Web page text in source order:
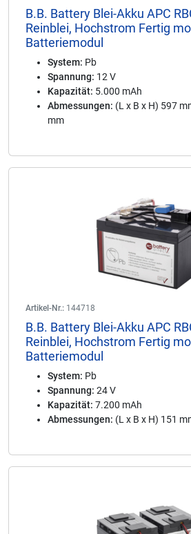
B.B. Battery Blei-Akku APC
Reinblei, Hochstrom Fertig
Batteriemodul
System: Pb
Spannung: 12 V
Kapazität: 5.000 mAh
Abmessungen: (L x B x H) 597
mm
Artikel-Nr.: 144718
B.B. Battery Blei-Akku APC
Reinblei, Hochstrom Fertig
Batteriemodul
System: Pb
Spannung: 24 V
Kapazität: 7.200 mAh
Abmessungen: (L x B x H) 151